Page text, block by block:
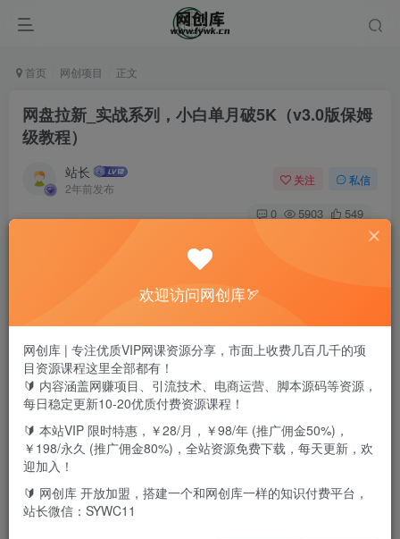
首页 网创项目 正文
网盘拉新_实战系列，小白单月破5K（v3.0版保姆
级教程）
站长
2年前发布
关注 私信
0 5903 549
网盘拉新，新一期的全员实战系列，上周测试我自己跑了一
份数据，MY那个教程，虽然也是我转存来的，但是我转发出
去之后，3000的播放量转化出来了200元，这些教程展示
了，教程里也给的几个思路，其中有的个个几万播放量，那
欢迎访问网创库🏹
网创库 | 专注优质VIP网课资源分享，市面上收费几百几千的项
目资源课程这里全部都有！
🔰 内容涵盖网赚项目、引流技术、电商运营、脚本源码等资源，
每日稳定更新10-20优质付费资源课程！
🔰 本站VIP 限时特惠，￥28/月，￥98/年 (推广佣金50%)，
￥198/永久 (推广佣金80%)，全站资源免费下载，每天更新，欢
迎加入！
🔰 网创库 开放加盟，搭建一个和网创库一样的知识付费平台，
站长微信：SYWC11